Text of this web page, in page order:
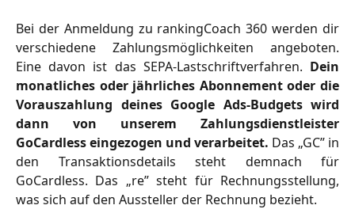
Bei der Anmeldung zu rankingCoach 360 werden dir
verschiedene Zahlungsmöglichkeiten angeboten.
Eine davon ist das SEPA-Lastschriftverfahren. Dein
monatliches oder jährliches Abonnement oder die
Vorauszahlung deines Google Ads-Budgets wird
dann von unserem Zahlungsdienstleister
GoCardless eingezogen und verarbeitet. Das „GC” in
den Transaktionsdetails steht demnach für
GoCardless. Das „re” steht für Rechnungsstellung,
was sich auf den Aussteller der Rechnung bezieht.